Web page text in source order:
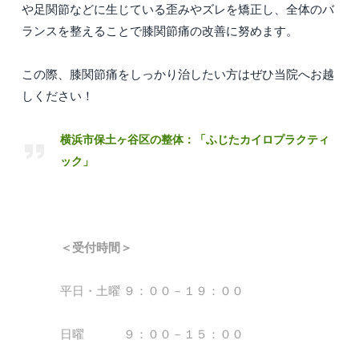
や足関節などに生じている歪みやズレを矯正し、全体のバ
ランスを整えることで膝関節痛の改善に努めます。
この際、膝関節痛をしっかり治したい方はぜひ当院へお越
しください！
横浜市保土ヶ谷区の整体：「ふじたカイロプラクティ
ック」
＜受付時間＞
平日・土曜 ９：００－１９：００
日曜 ９：００－１５：００